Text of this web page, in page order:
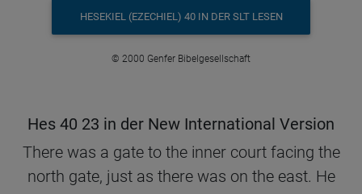
HESEKIEL (EZECHIEL) 40 IN DER SLT LESEN
© 2000 Genfer Bibelgesellschaft
Hes 40 23 in der New International Version
There was a gate to the inner court facing the
north gate, just as there was on the east. He